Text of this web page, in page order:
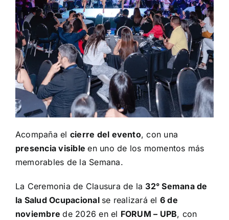
Acompaña el cierre del evento, con una
presencia visibleen uno de los momentos más
memorables de la Semana.
La Ceremonia de Clausura de la32° Semana de
la Salud Ocupacional se realizará el 6 de
noviembrede 2026 en el FORUM – UPB, con